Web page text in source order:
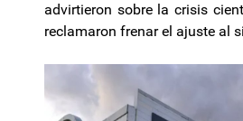
advirtieron sobre la crisis
reclamaron frenar el ajuste al